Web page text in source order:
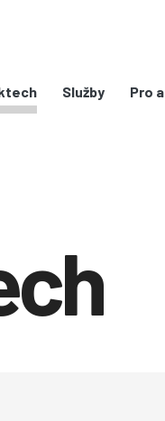
Služby Pro